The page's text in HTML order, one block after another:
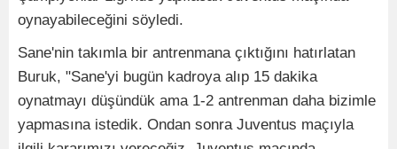
oynayabileceğini söyledi.
Sane'nin takımla bir antrenmana çıktığını hatırlatan
Buruk, "Sane'yi bugün kadroya alıp 15 dakika
oynatmayı düşündük ama 1-2 antrenman daha bizimle
yapmasına istedik. Ondan sonra Juventus maçıyla